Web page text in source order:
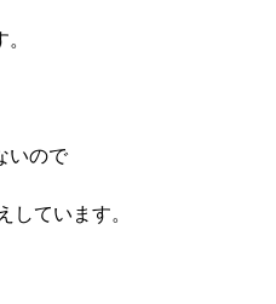
いので
ています。